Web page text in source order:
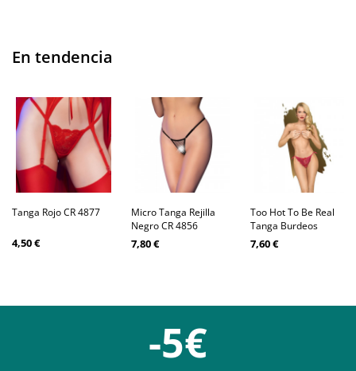
En tendencia
Tanga Rojo CR 4877
4,50 €
Micro Tanga Rejilla
Negro CR 4856
7,80 €
Too Hot To Be Real
Tanga Burdeos
7,60 €
-5€